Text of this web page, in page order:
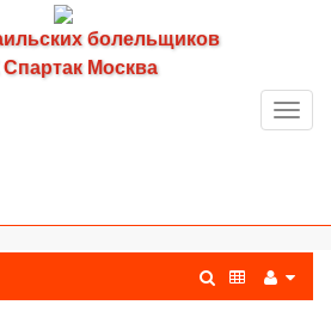
болельщиков
Москва